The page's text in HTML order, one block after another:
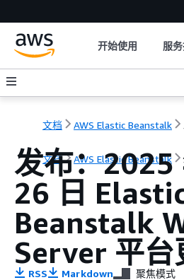
开始使用 服
文档 AWS Elastic Beanstalk
文档 AWS Elastic Beanstalk
发布：2025
26 日
Beanstalk
Server 平台
RSS Markdown 聚焦模式